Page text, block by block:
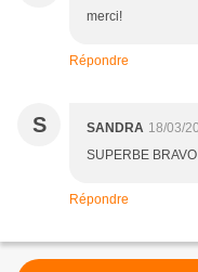
merci!
Répondre
S SANDRA 18/03/
SUPERBE BRAVO
Répondre